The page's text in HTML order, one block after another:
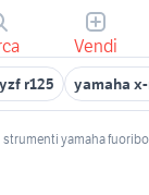
Vendi
r125 yamaha
strumenti yamaha